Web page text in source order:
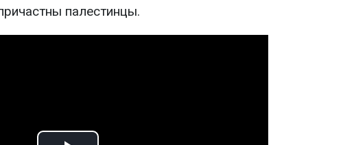
палестинцы.